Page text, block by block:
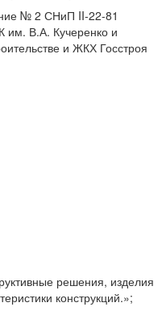
№ 2 СНиП II-22-81
им. В.А. Кучеренко и
и ЖКХ Госстроя
решения, изделия
конструкций.»;